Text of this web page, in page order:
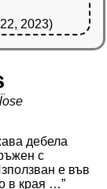
2023)
дебела
с
е във
в края …”